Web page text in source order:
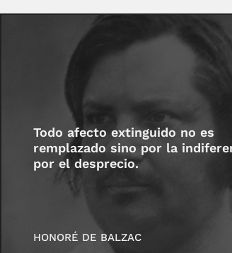
Todo afecto extinguido no es
remplazado sino por la
por el desprecio.
HONORÉ DE BALZAC